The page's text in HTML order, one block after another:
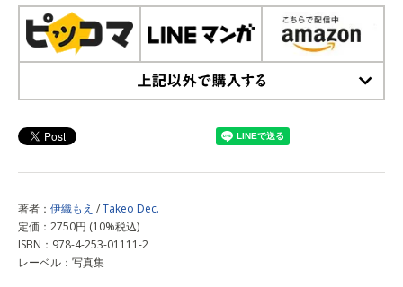
著者： 伊織もえ /Takeo Dec.
定価：2750円 (10%税込)
ISBN：978-4-253-01111-2
レーベル：写真集